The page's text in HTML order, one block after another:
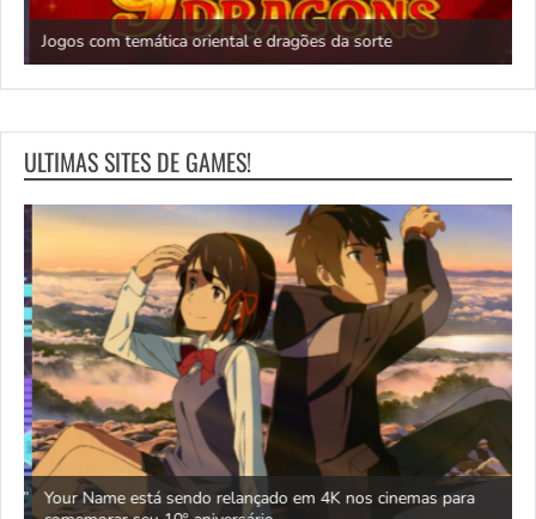
Jogos com temática oriental e dragões da sorte
ULTIMAS SITES DE GAMES!
eYour Name está sendo relançado em 4K nos cinemas para